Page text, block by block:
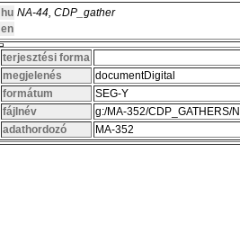
hu NA-44, CDP_gather
en
terjesztési forma
megjelenés
documentDigital
formátum
SEG-Y
fájlnév
g:/MA-352/CDP_GATHERS/
adathordozó
MA-352